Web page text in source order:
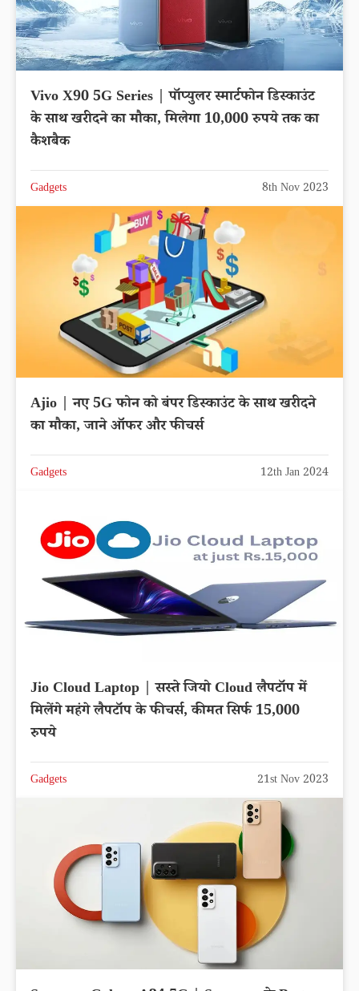
Vivo X90 5G Series | पॉप्युलर स्मार्टफोन डिस्काउंट
के साथ खरीदने का मौका, मिलेगा 10,000 रुपये तक का
कैशबैक
Gadgets 8th Nov 2023
Ajio | नए 5G फोन को बंपर डिस्काउंट के साथ खरीदने
का मौका, जाने ऑफर और फीचर्स
Gadgets 12th Jan 2024
Jio Cloud Laptop | सस्ते जियो Cloud लैपटॉप में
मिलेंगे महंगे लैपटॉप के फीचर्स, कीमत सिर्फ 15,000
रुपये
Gadgets 21st Nov 2023